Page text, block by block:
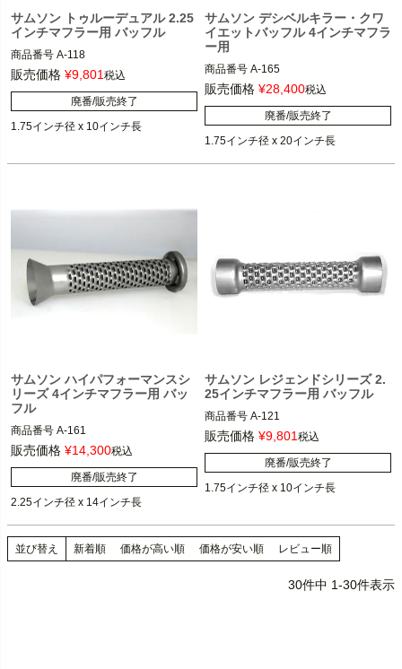
サムソン トゥルーデュアル 2.25
インチマフラー用 バッフル
商品番号 A-118
ンチマフラー
SAMSON（サムソン）
販売価格 ¥9,801 税込
廃番/販売終了
サムソン デシベルキラー・クワ
イエットバッフル 4インチマフラ
ー用
商品番号 A-165
チ径スリップオンマフラー
SAMSON（サムソン）
販売価格 ¥28,400税込
廃番/販売終了
サムソン ハイパフォーマンスシ
リーズ 4インチマフラー用 バッ
フル
商品番号 A-161
チ径スリップオンマフラー
SAMSON（サムソン）
販売価格 ¥14,300税込
廃番/販売終了
サムソン レジェンドシリーズ 2.
25インチマフラー用 バッフル
商品番号 A-121
キゾーストマフラー
SAMSON（サムソン）
販売価格 ¥9,801 税込
廃番/販売終了
並び替え 新着順 価格が高い順 価格が安い順 レビュー順
30件中 1-30件表示